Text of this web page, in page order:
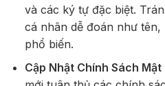
và các ký tự đặc biệt.
cá nhân dễ đoán như
phổ biến.
Cập Nhật Chính Sách Mật